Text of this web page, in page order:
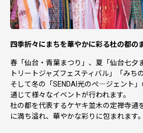
四季折々にまちを華やかに彩る杜の都の
春「仙台・青葉まつり」、夏「仙台七夕
トリートジャズフェスティバル」「みち
そして冬の「SENDAI光のぺ―ジェント
通じて様々なイベントが行われます。
杜の都を代表するケヤキ並木の定禅寺通
に満ち溢れ、華やかな彩りに包まれます。